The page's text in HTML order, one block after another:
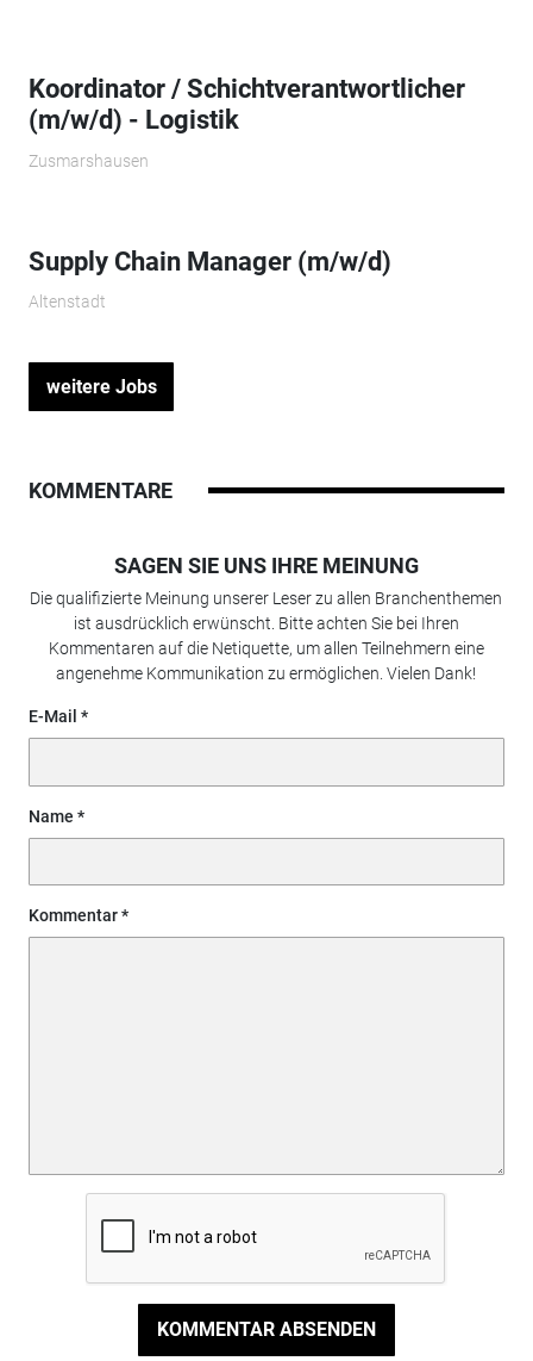
Koordinator / Schichtverantwortlicher
(m/w/d) - Logistik
Zusmarshausen
Supply Chain Manager (m/w/d)
Altenstadt
weitere Jobs
KOMMENTARE
SAGEN SIE UNS IHRE MEINUNG
Die qualifizierte Meinung unserer Leser zu allen Branchenthemen
ist ausdrücklich erwünscht. Bitte achten Sie bei Ihren
Kommentaren auf die Netiquette, um allen Teilnehmern eine
angenehme Kommunikation zu ermöglichen. Vielen Dank!
E-Mail
Name
Kommentar
KOMMENTAR ABSENDEN